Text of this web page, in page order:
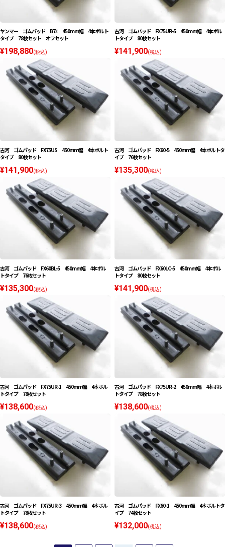
ヤンマー ゴムパッド B7Σ 450mm幅 4本ボルト
タイプ 78枚セット オフセット
¥198,880(税込)
古河 ゴムパッド FX75UR-5 450mm幅 4本ボル
トタイプ 80枚セット
¥141,900(税込)
古河 ゴムパッド FX75US 450mm幅 4本ボルト
タイプ 80枚セット
¥141,900(税込)
古河 ゴムパッド FX60-5 450mm幅 4本ボルトタ
イプ 76枚セット
¥135,300(税込)
古河 ゴムパッド FX60BL-5 450mm幅 4本ボル
トタイプ 76枚セット
¥135,300(税込)
古河 ゴムパッド FX60LC-5 450mm幅 4本ボル
トタイプ 80枚セット
¥141,900(税込)
古河 ゴムパッド FX75UR-1 450mm幅 4本ボル
トタイプ 78枚セット
¥138,600(税込)
古河 ゴムパッド FX75UR-2 450mm幅 4本ボル
トタイプ 78枚セット
¥138,600(税込)
古河 ゴムパッド FX75UR-3 450mm幅 4本ボル
トタイプ 78枚セット
¥138,600(税込)
古河 ゴムパッド FX60-1 450mm幅 4本ボルトタ
イプ 74枚セット
¥132,000(税込)